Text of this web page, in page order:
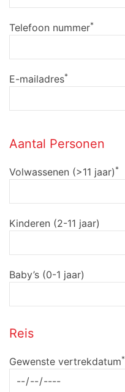
Telefoon nummer*
E-mailadres*
Aantal Personen
Volwassenen (>11 jaar)*
Kinderen (2-11 jaar)
Baby’s (0-1 jaar)
Reis
Gewenste vertrekdatum*